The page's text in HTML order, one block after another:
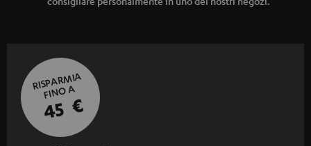
RISPARMIA
FINO A
45 €